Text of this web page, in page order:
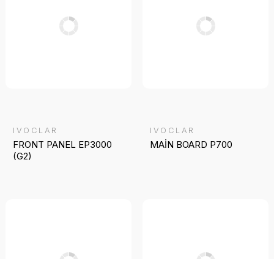
IVOCLAR
FRONT PANEL EP3000
(G2)
IVOCLAR
MAİN BOARD P700